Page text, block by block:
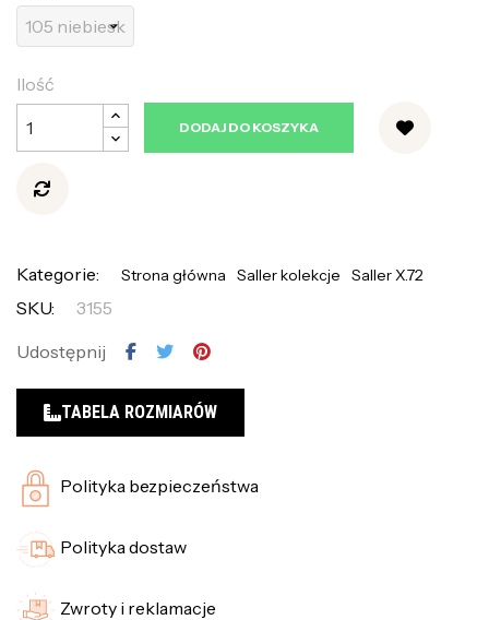
Ilość
DODAJ DO KOSZYKA
Kategorie: Strona główna Saller kolekcje Saller X.72
SKU:
3155
Udostępnij
TABELA ROZMIARÓW
Polityka bezpieczeństwa
Polityka dostaw
Zwroty i reklamacje